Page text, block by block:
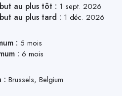
au plus tôt : 1 sept. 2026
au plus tard : 1 déc. 2026
: 5 mois
:6 mois
:Brussels, Belgium